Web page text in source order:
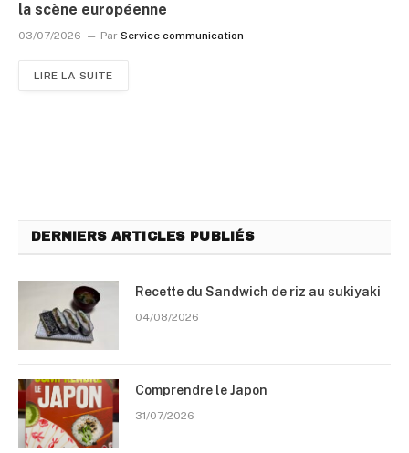
la scène européenne
03/07/2026 Par Service communication
LIRE LA SUITE
DERNIERS ARTICLES PUBLIÉS
Recette du Sandwich de riz au sukiyaki
04/08/2026
Comprendre le Japon
31/07/2026